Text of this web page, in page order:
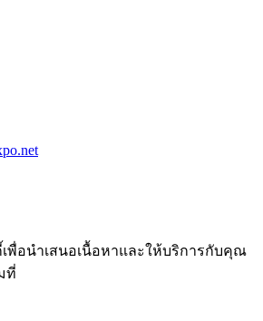
พื่อนำเสนอเนื้อหาและให้บริการกับคุณ
ที่